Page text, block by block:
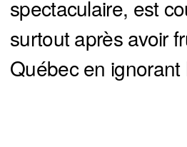
spectaculaire, est
surtout après avoir
Québec en ignorant